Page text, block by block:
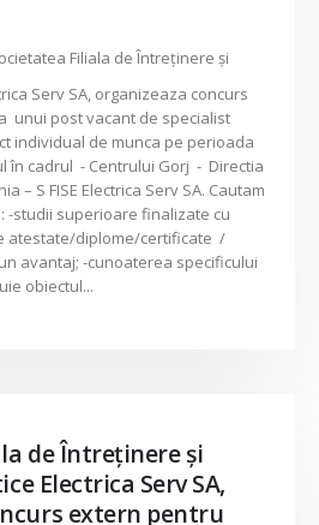
Filiala de Întreţinere şi
Serv SA, organizeaza concurs
unui post vacant de specialist
individual de munca pe perioada
în cadrul - Centrului Gorj - Directia
– S FISE Electrica Serv SA. Cautam
-studii superioare finalizate cu
atestate/diplome/certificate /
avantaj; -cunoaterea specificului
obiectul...
de Întreţinere şi
Electrica Serv SA,
extern pentru